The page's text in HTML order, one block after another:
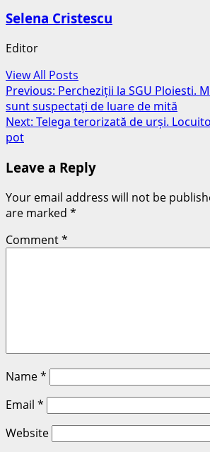
Selena Cristescu
Editor
View All Posts
Post
navigation
Previous: Percheziții la SGU Ploiesti.
sunt suspectați de luare de mită
Next: Telega terorizată de urși.
pot
Leave a Reply
Your email address will not be
are marked *
Comment*
Name*
Email *
Website